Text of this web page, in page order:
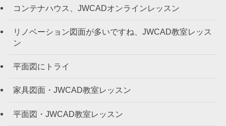
コンテナハウス、JWCADオンラインレッスン
リノベーション図面が多いですね、JWCAD教室レッス
ン
平面図にトライ
家具図面・JWCAD教室レッスン
平面図・JWCAD教室レッスン